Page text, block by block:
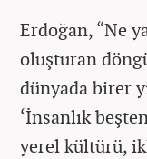
Erdoğan, “Ne
oluşturan
dünyada birer
‘İnsanlık
yerel kültürü,